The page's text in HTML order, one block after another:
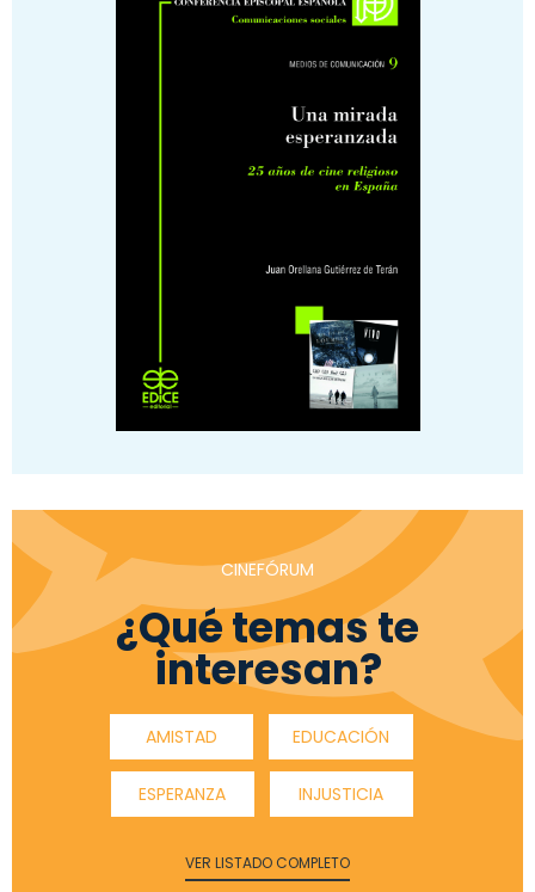
CINEFÓRUM
¿Qué temas te
interesan?
AMISTAD EDUCACIÓN
ESPERANZA INJUSTICIA
VER LISTADO COMPLETO